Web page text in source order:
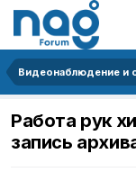
Видеонаблюдение и
Работа рук
запись